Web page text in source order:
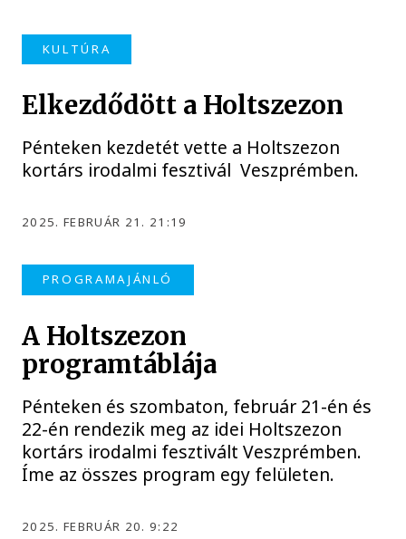
KULTÚRA
Elkezdődött a Holtszezon
Pénteken kezdetét vette a Holtszezon
kortárs irodalmi fesztivál Veszprémben.
2025. FEBRUÁR 21. 21:19
PROGRAMAJÁNLÓ
A Holtszezon
programtáblája
Pénteken és szombaton, február 21-én és
22-én rendezik meg az idei Holtszezon
kortárs irodalmi fesztivált Veszprémben.
Íme az összes program egy felületen.
2025. FEBRUÁR 20. 9:22